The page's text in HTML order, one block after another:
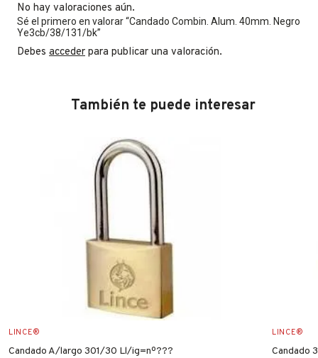
No hay valoraciones aún.
Sé el primero en valorar “Candado Combin. Alum. 40mm. Negro
Ye3cb/38/131/bk”
Debes acceder para publicar una valoración.
También te puede interesar
LINCE®
Candado A/largo 301/30 Ll/ig=nº???
LINCE®
Candado